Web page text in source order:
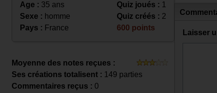
Age : 35 ans
Sexe : homme
Pays : France
Quiz joués : 1
Quiz créés : 2
600 points
Moyenne des notes reçues :
Ses créations totalisent : 149 parties
Commentaires reçus : 0
Laisser